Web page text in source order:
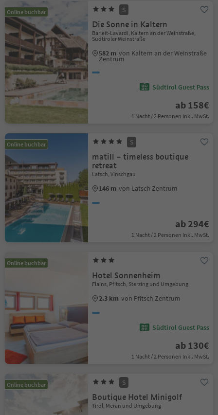
Online buchbar S
Die Sonne in Kaltern
Barleit-Lavardi, Kaltern an der Weinstraße,
Südtiroler Weinstraße
582 m von Kaltern an der Weinstraße
Zentrum
Südtirol Guest Pass
ab 158€
1 Nacht / 2 Personen Inkl. MwSt.
Online buchbar S
matill – timeless boutique
retreat
Latsch, Vinschgau
146 m von Latsch Zentrum
ab 294€
1 Nacht / 2 Personen Inkl. MwSt.
Online buchbar
Hotel Sonnenheim
Flains, Pfitsch, Sterzing und Umgebung
2.3 km von Pfitsch Zentrum
Südtirol Guest Pass
ab 130€
1 Nacht / 2 Personen Inkl. MwSt.
Online buchbar S
Boutique Hotel Minigolf
Tirol, Meran und Umgebung